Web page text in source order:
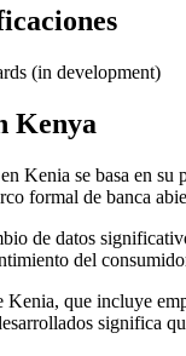
(in development)
Kenya
Kenia se basa en
formal de banca
de datos
del
que incluye
significa